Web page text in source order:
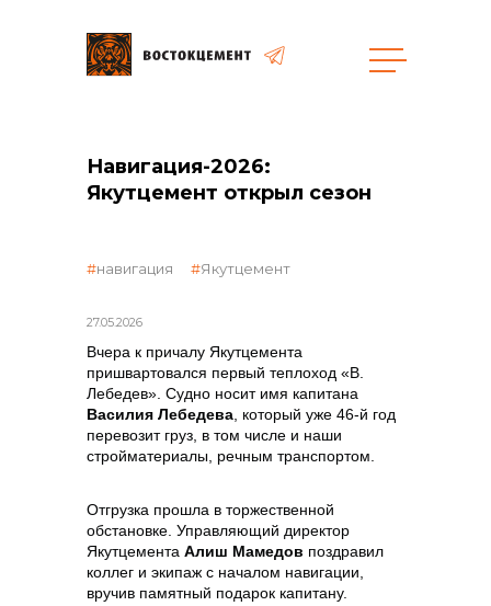
Объекты
объявленные закупки
реализация неликвидов
Навигация-2026:
Якутцемент открыл сезон
27.05.2026
навигация Якутцемент
Вчера к причалу Якутцемента
пришвартовался первый теплоход «В.
Лебедев». Судно носит имя капитана
Василия Лебедева , который уже 46-й год
перевозит груз, в том числе и наши
стройматериалы, речным транспортом.
Отгрузка прошла в торжественной
обстановке. Управляющий директор
Якутцемента Алиш Мамедов поздравил
коллег и экипаж с началом навигации,
вручив памятный подарок капитану.